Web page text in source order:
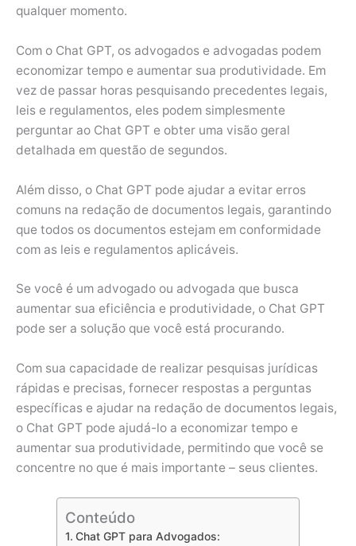
qualquer momento.
Com o Chat GPT, os advogados e advogadas podem
economizar tempo e aumentar sua produtividade. Em
vez de passar horas pesquisando precedentes legais,
leis e regulamentos, eles podem simplesmente
perguntar ao Chat GPT e obter uma visão geral
detalhada em questão de segundos.
Além disso, o Chat GPT pode ajudar a evitar erros
comuns na redação de documentos legais, garantindo
que todos os documentos estejam em conformidade
com as leis e regulamentos aplicáveis.
Se você é um advogado ou advogada que busca
aumentar sua eficiência e produtividade, o Chat GPT
pode ser a solução que você está procurando.
Com sua capacidade de realizar pesquisas jurídicas
rápidas e precisas, fornecer respostas a perguntas
específicas e ajudar na redação de documentos legais,
o Chat GPT pode ajudá-lo a economizar tempo e
aumentar sua produtividade, permitindo que você se
concentre no que é mais importante – seus clientes.
Conteúdo
Chat GPT para Advogados: